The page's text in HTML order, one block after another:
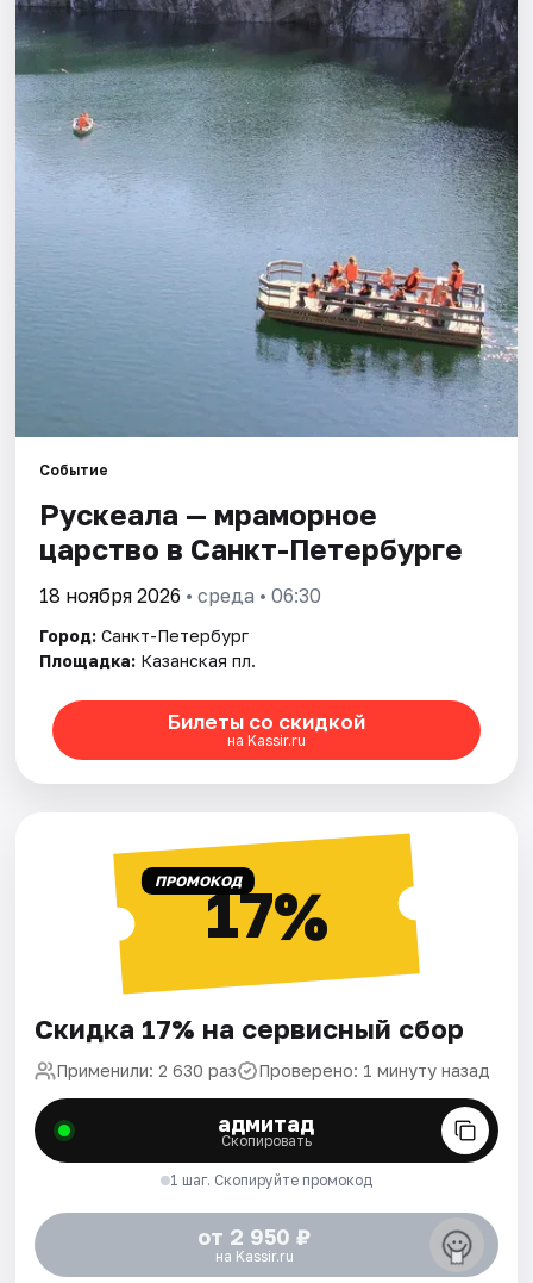
Площадки
Артисты
Рейтинги
Событие
Рускеала — мраморное
царство в Санкт-Петербурге
18 ноября 2026 • среда • 06:30
Город: Санкт-Петербург
Площадка: Казанская пл.
Билеты со скидкой
на Kassir.ru
ПРОМОКОД17%
Скидка 17% на сервисный сбор
Применили: 2 630 раз Проверено: 1 минуту назад
адмитад
Скопировать
1 шаг. Скопируйте промокод
от 2 950 ₽
на Kassir.ru